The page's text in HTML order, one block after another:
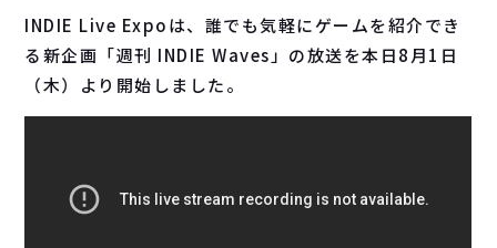
INDIE Live Expoは、誰でも気軽にゲームを紹介でき
る新企画「週刊 INDIE Waves」の放送を本日8月1日
（木）より開始しました。